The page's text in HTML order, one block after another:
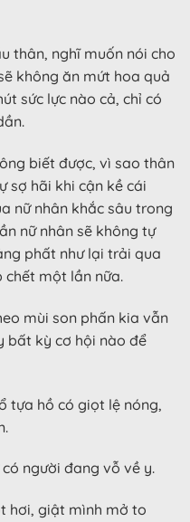
thân, nghĩ muốn nói cho
không ăn mứt hoa quả
sức lực nào cả, chỉ có
biết được, vì sao thân
sợ hãi khi cận kề cái
nữ nhân khắc sâu trong
nữ nhân sẽ không tự
phất như lại trải qua
một lần nữa.
mùi son phấn kia vẫn
bất kỳ cơ hội nào để
tựa hồ có giọt lệ nóng,
người đang vỗ về y.
hơi, giật mình mở to